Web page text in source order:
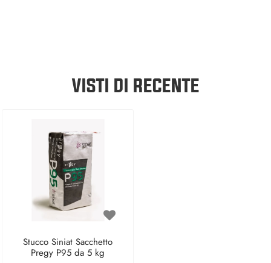
VISTI DI RECENTE
Stucco Siniat Sacchetto
Pregy P95 da 5 kg